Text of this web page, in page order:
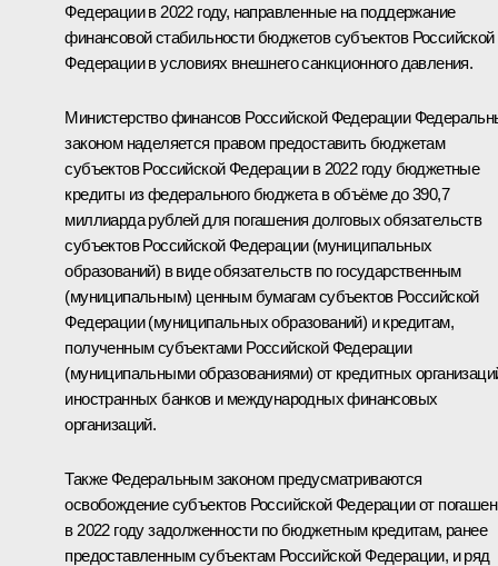
Федерации в 2022 году, направленные на поддержание
финансовой стабильности бюджетов субъектов Российской
Федерации в условиях внешнего санкционного давления.
Министерство финансов Российской Федерации
законом наделяется правом предоставить бюджетам
субъектов Российской Федерации в 2022 году бюджетные
кредиты из федерального бюджета в объёме до 390,7
миллиарда рублей для погашения долговых обязательств
субъектов Российской Федерации (муниципальных
образований) в виде обязательств по государственным
(муниципальным) ценным бумагам субъектов Российской
Федерации (муниципальных образований) и кредитам,
полученным субъектами Российской Федерации
(муниципальными образованиями) от кредитных
иностранных банков и международных финансовых
организаций.
Также Федеральным законом предусматриваются
освобождение субъектов Российской Федерации от
в 2022 году задолженности по бюджетным кредитам, ранее
предоставленным субъектам Российской Федерации, и ряд